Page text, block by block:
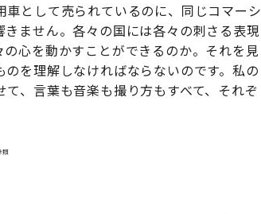
車として売られているのに、同じコマーシ
ません。各々の国には各々の刺さる表現
心を動かすことができるのか。それを見
を理解しなければならないのです。私の
、言葉も音楽も撮り方もすべて、それぞ
照